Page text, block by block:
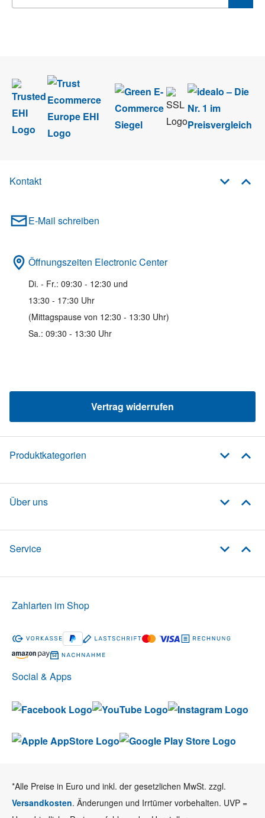
Kontakt
E-Mail schreiben
Öffnungszeiten Electronic Center
Di. - Fr.: 09:30 - 12:30 und
13:30 - 17:30 Uhr
(Mittagspause von 12:30 - 13:30 Uhr)
Sa.: 09:30 - 13:30 Uhr
Vertrag widerrufen
Produktkategorien
Über uns
Service
Social & Apps
Zahlarten im Shop
*Alle Preise in Euro und inkl. der gesetzlichen MwSt. zzgl.
Versandkosten. Änderungen und Irrtümer vorbehalten. UVP =